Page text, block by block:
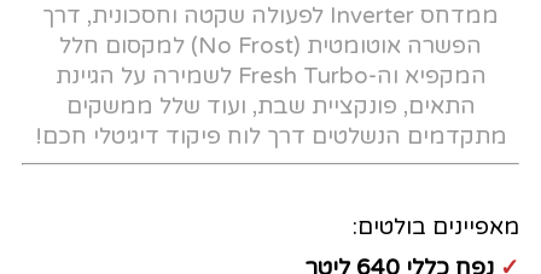
ממדחס Inverter לפעולה שקטה וחסכונית, דרך
הפשרה אוטומטית (No Frost) למקסום חלל
המקפיא וה-Fresh Turbo לשמירה על הגיינת
התאים, פונקציית שבת, ועוד שלל ממשקים
מתקדמים הנשלטים דרך לוח פיקוד דיגיטלי חכם!
מאפיינים בולטים:
✓ נפח כללי 640 ליטר